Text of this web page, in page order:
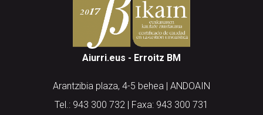
Aiurri.eus - Erroitz BM
Arantzibia plaza, 4-5 behea | ANDOAIN
Tel.: 943 300 732 | Faxa: 943 300 731